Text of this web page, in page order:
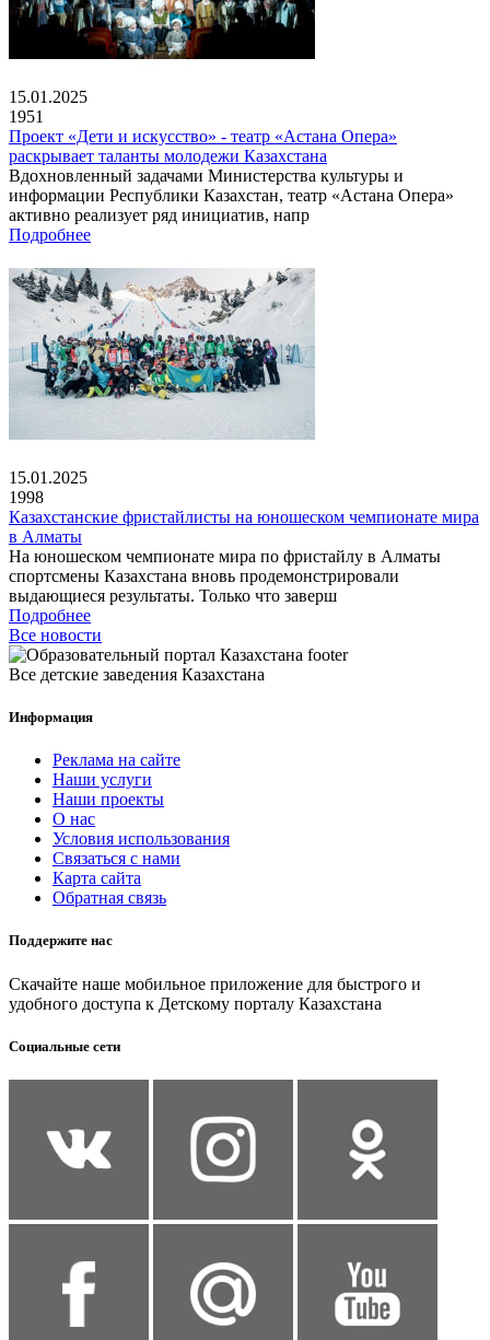
15.01.2025
1951
Проект «Дети и искусство» - театр «Астана Опера»
раскрывает таланты молодежи Казахстана
Вдохновленный задачами Министерства культуры и
информации Республики Казахстан, театр «Астана Опера»
активно реализует ряд инициатив, напр
Подробнее
15.01.2025
1998
Казахстанские фристайлисты на юношеском чемпионате мира
в Алматы
На юношеском чемпионате мира по фристайлу в Алматы
спортсмены Казахстана вновь продемонстрировали
выдающиеся результаты. Только что заверш
Подробнее
Все новости
Все детские заведения Казахстана
Информация
Реклама на сайте
Наши услуги
Наши проекты
О нас
Условия использования
Связаться с нами
Карта сайта
Обратная связь
Поддержите нас
Скачайте наше мобильное приложение для быстрого и
удобного доступа к Детскому порталу Казахстана
Социальные сети